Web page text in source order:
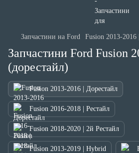
Запчастини на Ford Fusion 2013-2016
Запчастини Ford Fusion
(дорестайл)
Fusion 2013-2016 | Дорестайл
Fusion 2016-2018 | Рестайл
Fusion 2018-2020 | 2й Рестайл
Fusion 2013-2019 | Hybrid